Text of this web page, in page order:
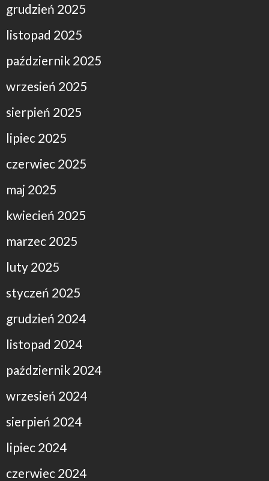
grudzień 2025
listopad 2025
październik 2025
wrzesień 2025
sierpień 2025
lipiec 2025
czerwiec 2025
maj 2025
kwiecień 2025
marzec 2025
luty 2025
styczeń 2025
grudzień 2024
listopad 2024
październik 2024
wrzesień 2024
sierpień 2024
lipiec 2024
czerwiec 2024